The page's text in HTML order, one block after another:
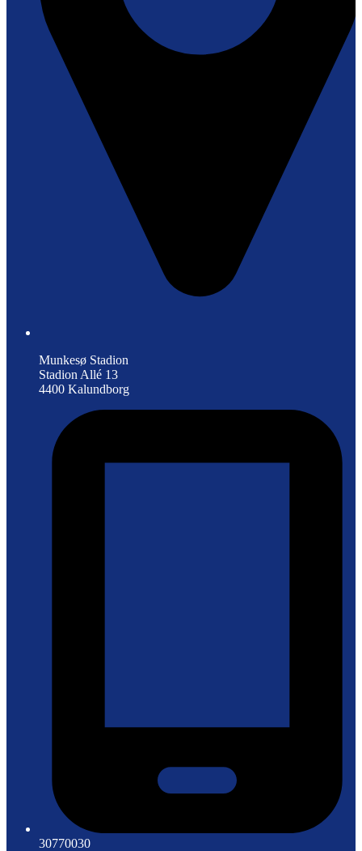
Munkesø Stadion
Stadion Allé 13
4400 Kalundborg
30770030